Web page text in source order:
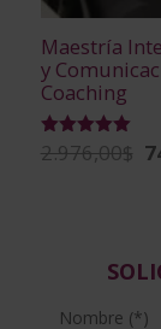
Maestría
y
Coaching
Valorado
con
2.976,00$ El
Nombre (*)